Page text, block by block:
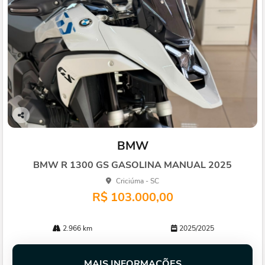
Co
BMW
BMW R 1300 GS GASOLINA MANUAL 2025
Criciúma - SC
R$ 103.000,00
2.966 km 2025/2025